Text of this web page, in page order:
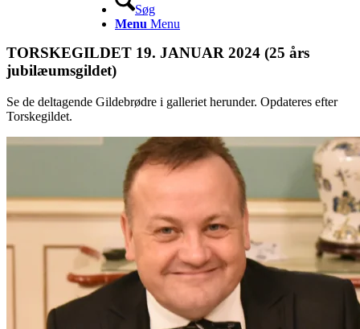
Søg
Menu Menu
TORSKEGILDET 19. JANUAR 2024 (25 års
jubilæumsgildet)
Se de deltagende Gildebrødre i galleriet herunder. Opdateres efter
Torskegildet.